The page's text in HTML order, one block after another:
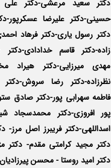
دکتر سعید مرعشی-دکتر علی
حسینی-دکتر علیرضا
دکتر رسول یاری-دکتر فرهاد
زاده-دکتر قاسم خدادادی-
مهدی میرزایی-دکتر هیراد
نظرزاده-دکتر رضا سروش-
فاطمه سهرابی پور-دکتر صادق
پور افروزی-دکتر محمدسجاد
اسداللهی-دکتر فریبرز اصل مرز-
دکتر مجید کرامتی مقدم- دکتر
دکتر امید روستا - محسن پیرزادیان